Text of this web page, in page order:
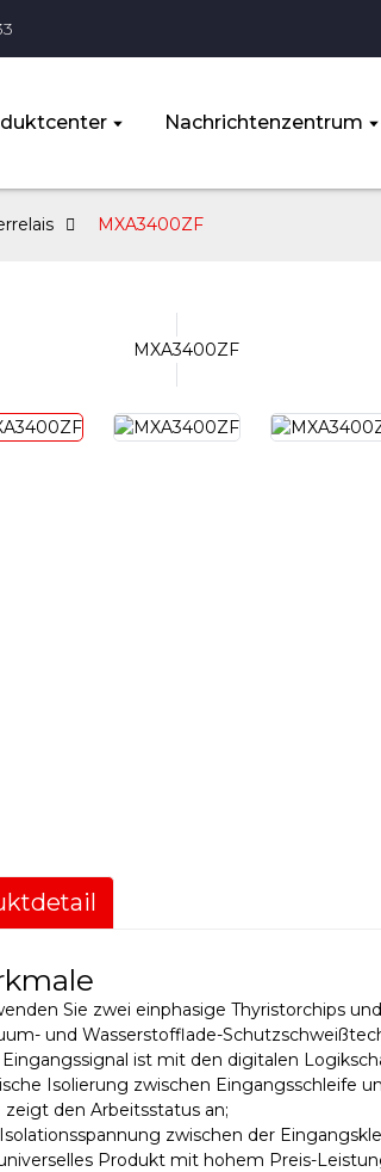
Nachrichtenzentrum
MXA3400ZF
Sie zwei einphasige Thyristorchips
und Wasserstofflade-
Eingangssignal ist mit den digitalen
Isolierung zwischen Eingangsschleife
zeigt den Arbeitsstatus an;
zwischen der
Produkt mit hohem Preis-